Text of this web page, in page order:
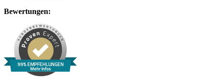
Bewertungen:
99% EMPFEHLUNGEN
Mehr Infos